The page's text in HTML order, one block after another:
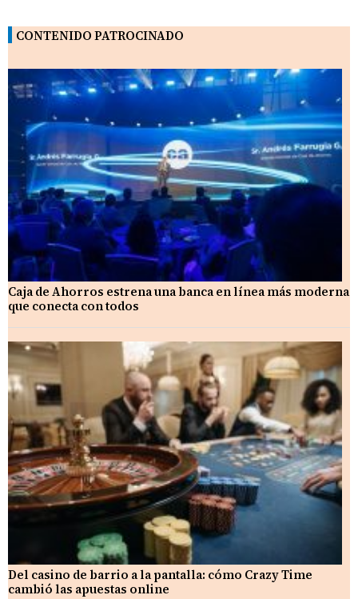
CONTENIDO PATROCINADO
Caja de Ahorros estrena una banca en línea más moderna
que conecta con todos
Del casino de barrio a la pantalla: cómo Crazy Time
cambió las apuestas online